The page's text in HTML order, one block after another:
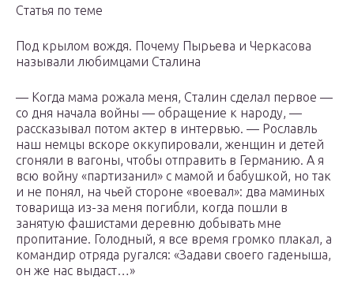
Статья по теме
Под крылом вождя. Почему Пырьева и Черкасова
называли любимцами Сталина
— Когда мама рожала меня, Сталин сделал первое —
со дня начала войны — обращение к народу, —
рассказывал потом актер в интервью. — Рославль
наш немцы вскоре оккупировали, женщин и детей
сгоняли в вагоны, чтобы отправить в Германию. А я
всю войну «партизанил» с мамой и бабушкой, но так
и не понял, на чьей стороне «воевал»: два маминых
товарища из-за меня погибли, когда пошли в
занятую фашистами деревню добывать мне
пропитание. Голодный, я все время громко плакал, а
командир отряда ругался: «Задави своего гаденыша,
он же нас выдаст…»